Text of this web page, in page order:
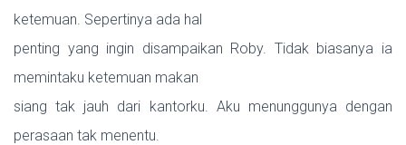
ketemuan. Sepertinya ada hal
penting yang ingin disampaikan Roby. Tidak biasanya ia
memintaku ketemuan makan
siang tak jauh dari kantorku. Aku menunggunya dengan
perasaan tak menentu.